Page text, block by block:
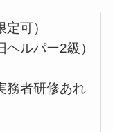
可）
ルパー2級）
務者研修あれ